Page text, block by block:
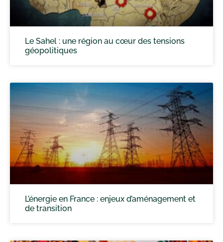
Le Sahel : une région au cœur des tensions
géopolitiques
L’énergie en France : enjeux d’aménagement et
de transition